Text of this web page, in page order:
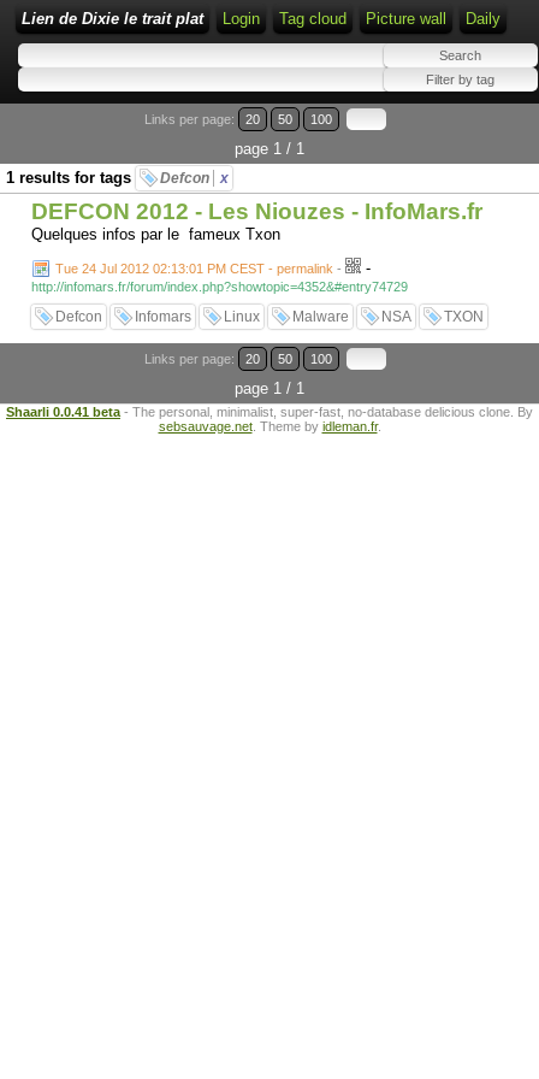
Lien de Dixie le trait plat Login Tag cloud Picture wall Daily
Links per page: 20 50 100
page 1 / 1
1 results for tags
Defcon x
DEFCON 2012 - Les Niouzes - InfoMars.fr
Quelques infos par le fameux Txon
Tue 24 Jul 2012 02:13:01 PM CEST - permalink - -
http://infomars.fr/forum/index.php?showtopic=4352&#entry74729
Defcon Infomars Linux Malware NSA TXON
Links per page: 20 50 100
page 1 / 1
Shaarli 0.0.41 beta - The personal, minimalist, super-fast, no-database delicious clone. By
sebsauvage.net. Theme by idleman.fr.